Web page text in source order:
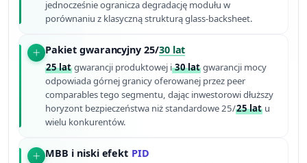
jednocześnie ogranicza degradację modułu w
porównaniu z klasyczną strukturą glass-backsheet.
Pakiet gwarancyjny 25/30 lat
25 lat gwarancji produktowej i30 lat gwarancji mocy
odpowiada górnej granicy oferowanej przez peer
comparables tego segmentu, dając inwestorowi dłuższy
horyzont bezpieczeństwa niż standardowe 25/25 lat u
wielu konkurentów.
MBB i niski efekt PID